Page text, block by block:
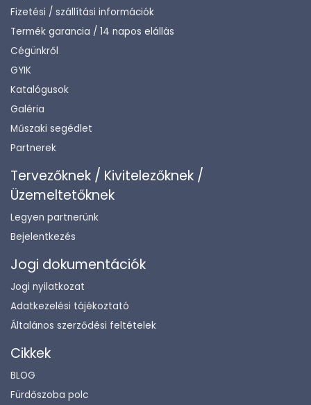
Fizetési / szállítási információk
Termék garancia / 14 napos elállás
Cégünkről
GYIK
Katalógusok
Galéria
Műszaki segédlet
Partnerek
Tervezőknek / Kivitelezőknek /
Üzemeltetőknek
Legyen partnerünk
Bejelentkezés
Jogi dokumentációk
Jogi nyilatkozat
Adatkezelési tájékoztató
Általános szerződési feltételek
Cikkek
BLOG
Fürdőszoba polc